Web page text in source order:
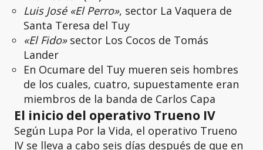
Luis José «El Perro», sector La Vaquera de
Santa Teresa del Tuy
«El Fido» sector Los Cocos de Tomás
Lander
En Ocumare del Tuy mueren seis hombres
de los cuales, cuatro, supuestamente eran
miembros de la banda de Carlos Capa
El inicio del operativo Trueno IV
Según Lupa Por la Vida, el operativo Trueno
IV se lleva a cabo seis días después de que en